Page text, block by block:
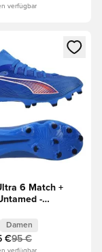
verfügbar
oder Registrieren
neues Fenster
6 Match +
-
Damen
€95 €
verfügbar